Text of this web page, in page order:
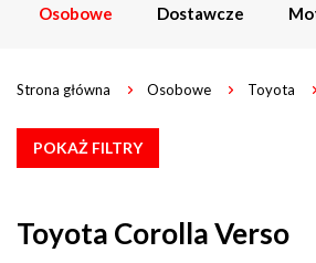
Osobowe Dostawcze
Strona główna Osobowe Toyota
POKAŻ FILTRY
Toyota Corolla Verso